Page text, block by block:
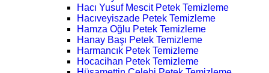
Hacı Yusuf Mescit Petek Temizleme
Hacıveyiszade Petek Temizleme
Hamza Oğlu Petek Temizleme
Hanay Başı Petek Temizleme
Harmancık Petek Temizleme
Hocacihan Petek Temizleme